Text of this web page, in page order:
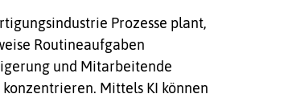
Prozesse plant,
Routineaufgaben
und Mitarbeitende
Mittels KI können